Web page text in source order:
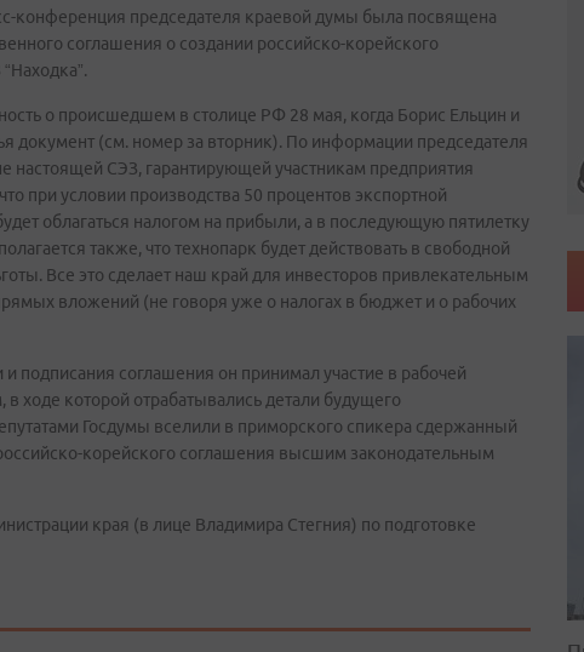
конференция председателя краевой думы была посвящена
соглашения о создании российско-корейского
о происшедшем в столице РФ 28 мая, когда Борис Ельцин и
(см. номер за вторник). По информации председателя
настоящей СЭЗ, гарантирующей участникам предприятия
при условии производства 50 процентов экспортной
облагаться налогом на прибыли, а в последующую пятилетку
также, что технопарк будет действовать в свободной
Все это сделает наш край для инвесторов привлекательным
вложений (не говоря уже о налогах в бюджет и о рабочих
подписания соглашения он принимал участие в рабочей
которой отрабатывались детали будущего
Госдумы вселили в приморского спикера сдержанный
корейского соглашения высшим законодательным
края (в лице Владимира Стегния) по подготовке